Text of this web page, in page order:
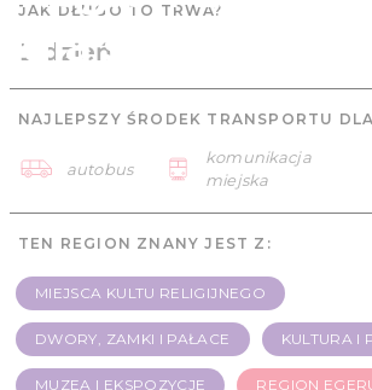
dla seniorów -
JAK DŁUGO TO TRWA?
1 dzień
NAJLEPSZY ŚRODEK TRANSPORTU
autobus
komunikacja
miejska
TEN REGION ZNANY JEST Z:
MIEJSCA KULTU RELIGIJNEGO
DWORY, ZAMKI I PAŁACE KULTURA I
MUZEA I EKSPOZYCJE REGION